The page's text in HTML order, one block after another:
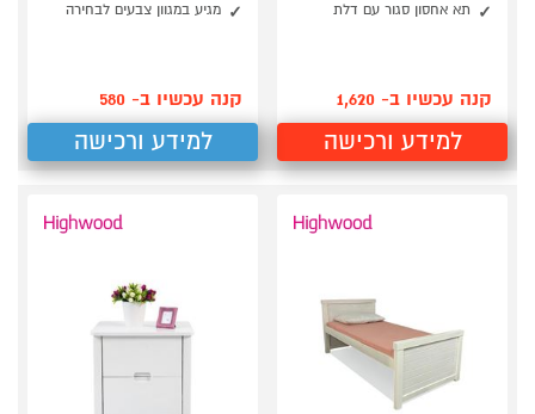
תא אחסון סגור עם דלת
קנה עכשיו ב- 1,620
למידע ורכישה
מגיע במגוון צבעים לבחירה
קנה עכשיו ב- 580
למידע ורכישה